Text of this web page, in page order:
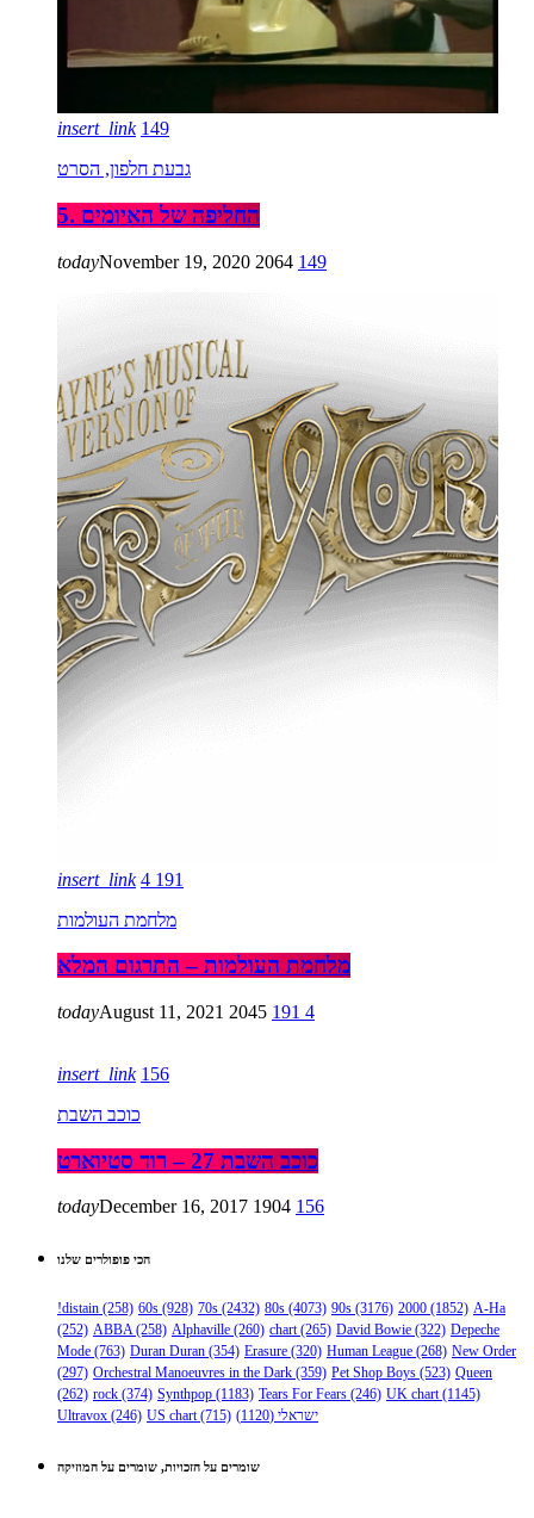
insert_link 149
גבעת חלפון, הסרט
5. החליפה של האיומים
todayNovember 19, 2020 2064 149
insert_link 4 191
מלחמת העולמות
מלחמת העולמות – התרגום המלא
todayAugust 11, 2021 2045 191 4
insert_link 156
כוכב השבת
כוכב השבת 27 – רוד סטיוארט
todayDecember 16, 2017 1904 156
הכי פופולרים שלנו
!distain (258) 60s (928) 70s (2432) 80s (4073) 90s (3176) 2000 (1852) A-Ha
(252) ABBA(258) Alphaville (260) chart(265) David Bowie (322) Depeche
Mode (763) Duran Duran (354) Erasure (320) Human League (268) New Order
(297) Orchestral Manoeuvres in the Dark (359) Pet Shop Boys (523) Queen
(262) rock (374) Synthpop (1183) Tears For Fears (246) UK chart(1145)
Ultravox (246) US chart(715) ישראלי (1120)
שומרים על הזכויות, שומרים על המוזיקה